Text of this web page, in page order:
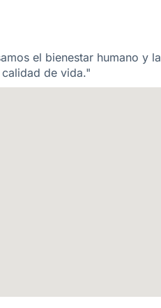
el bienestar humano y la
de vida."